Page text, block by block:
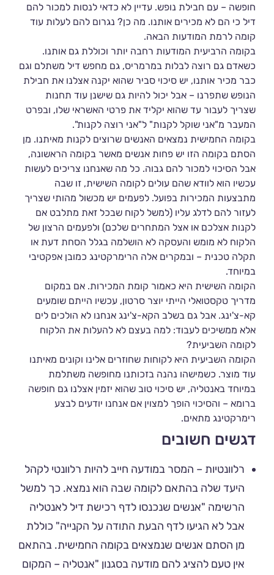
חופשה – עם חבילת נופש. עדיין לא כדאי לנסות למכור להם
דיל כי הם לא מכירים אותנו. מה כן? נגרום להם לעלות עוד
קומה לרמת המודעות הבאה.
בקומה הרביעית המודעות רחבה יותר וכוללת גם אותנו.
כשאדם גם רוצה לבלות במרמריס, גם מחפש דיל משתלם וגם
כבר מכיר אותנו, יש סיכוי סביר שהוא יקנה אצלנו את חבילת
הנופש שתפרנו – אבל יכול להיות גם שישנן עוד תחנות
שצריך לעבור עד שהוא יקליד את פרטי האשראי שלו, ובפרט
המעבר מ"אני שוקל לקנות" ל"אני רוצה לקנות".
בקומה החמישית נמצאים האנשים שרוצים לקנות מאיתנו. מן
הסתם בקומה הזו יש פחות אנשים מאשר בקומה הראשונה,
אבל הסיכוי למכור להם גבוה. כל מה שאנחנו צריכים לעשות
עכשיו הוא לוודא שהם עולים לקומה השישית, זו שבה
מתבצעות המכירות בפועל. לפעמים יש מכשול מהותי שצריך
לעזור להם לדלג עליו (למשל לקוח שבכל זאת מתלבט אם
לקנות אצלכם או אצל המתחרים שלכם) ולפעמים הרצון של
הלקוח לא מומש והעסקה לא הושלמה בגלל הסחת דעת או
תקלה טכנית – ובמקרים אלה הרימרקטינג כמובן אפקטיבי
במיוחד.
הקומה השישית היא כאמור קומת המכירות. אם במקום
מדריך טקסטואלי הייתי יוצר סרטון, עכשיו הייתם שומעים
קא-צ'ינג. אבל גם בשלב הקא-צ'ינג אנחנו לא הולכים לים
אלא ממשיכים לעבוד: למה בעצם לא להעלות את הלקוח
לקומה השביעית?
הקומה השביעית היא לקוחות שחוזרים אלינו וקונים מאיתנו
עוד מוצר. כשמישהו נהנה בזכותנו מחופשה משתלמת
במיוחד באנטליה, יש סיכוי טוב שהוא יזמין אצלנו גם חופשה
ברומא – והסיכוי הופך למצוין אם אנחנו יודעים לבצע
רימרקטינג מתאים.
דגשים חשובים
רלוונטיות – המסר במודעה חייב להיות רלוונטי לקהל
היעד שלה בהתאם לקומה שבה הוא נמצא. כך למשל
הרשימה "אנשים שנכנסו לדף רכישת דיל לאנטליה
אבל לא הגיעו לדף הבעת התודה על הקנייה" כוללת
מן הסתם אנשים שנמצאים בקומה החמישית. בהתאם
אין טעם להציג להם מודעה בסגנון "אנטליה – המקום